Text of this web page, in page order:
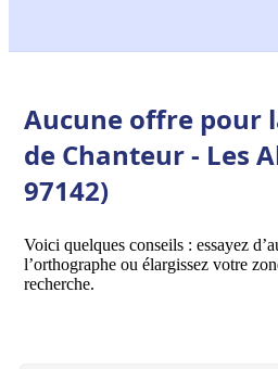
Aucune offre pour
de Chanteur - Les
97142)
Voici quelques conseils : essayez
l’orthographe ou élargissez votre
recherche.